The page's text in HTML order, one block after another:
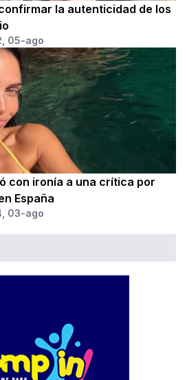
la autenticidad de los
05-ago
con ironía a una crítica por
España
03-ago